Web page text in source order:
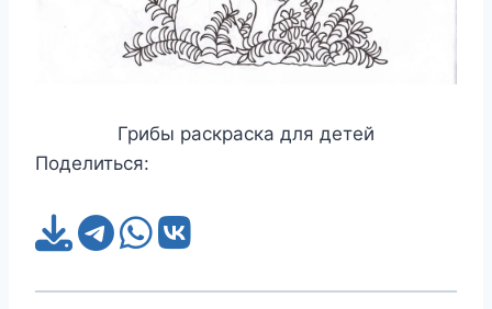
Грибы раскраска для детей
Поделиться: